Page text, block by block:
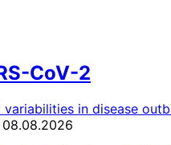
CoV-2
in disease
08.08.2026